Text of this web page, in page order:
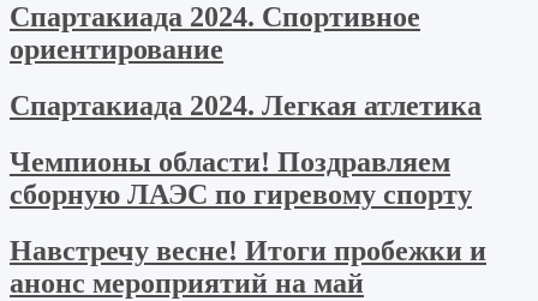
Спартакиада 2024. Спортивное
ориентирование
Спартакиада 2024. Легкая атлетика
Чемпионы области! Поздравляем
сборную ЛАЭС по гиревому спорту
Навстречу весне! Итоги пробежки и
анонс мероприятий на май